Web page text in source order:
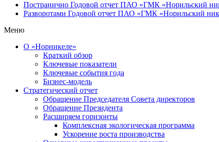
Постранично Годовой отчет ПАО «ГМК «Норильский
Разворотами Годовой отчет ПАО «ГМК «Норильский
Меню
О «Норникеле»
Краткий обзор
Ключевые показатели
Ключевые события года
Бизнес-модель
Стратегический отчет
Обращение Председателя Совета директоров
Обращение Президента
Расширяем горизонты
Комплексная экологическая программа
Ускорение роста производства